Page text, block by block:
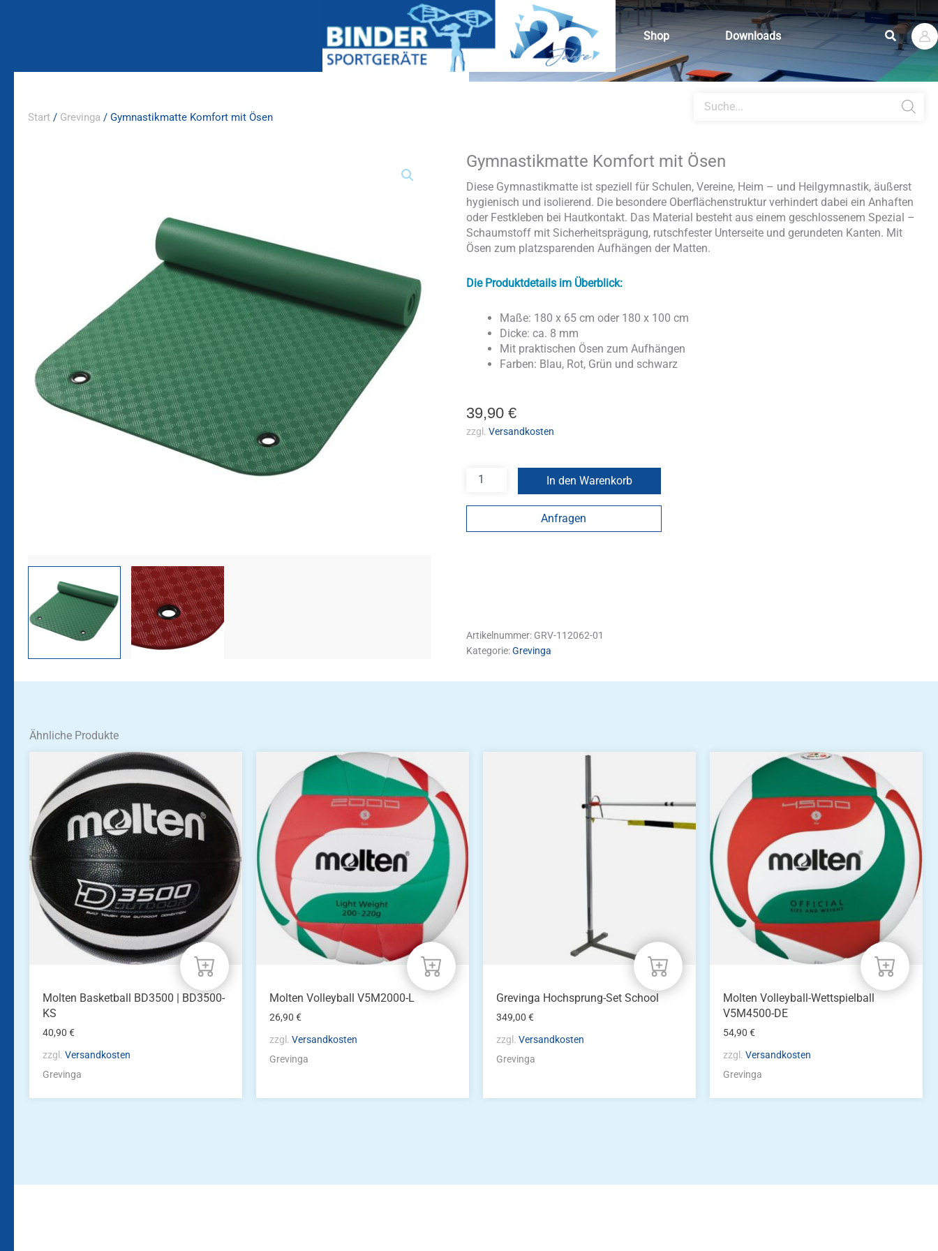
Shop Downloads Suchen
search
Start / Grevinga / Gymnastikmatte Komfort mit Ösen
Gymnastikmatte Komfort mit Ösen
Diese Gymnastikmatte ist speziell für Schulen, Vereine, Heim – und Heilgymnastik, äußerst
hygienisch und isolierend. Die besondere Oberflächenstruktur verhindert dabei ein Anhaften
oder Festkleben bei Hautkontakt. Das Material besteht aus einem geschlossenem Spezial –
Schaumstoff mit Sicherheitsprägung, rutschfester Unterseite und gerundeten Kanten. Mit
Ösen zum platzsparenden Aufhängen der Matten.
Die Produktdetails im Überblick:
Maße: 180 x 65 cm oder 180 x 100 cm
Dicke: ca. 8 mm
Mit praktischen Ösen zum Aufhängen
Farben: Blau, Rot, Grün und schwarz
39,90 €
zzgl. Versandkosten
Gymnastikmatte
Komfort
mit
Ösen
Menge
In den Warenkorb
Anfragen
Artikelnummer: GRV-112062-01
Kategorie:Grevinga
Ähnliche Produkte
Molten Basketball BD3500 | BD3500-
KS
40,90€
zzgl.Versandkosten
Grevinga
Molten Volleyball V5M2000-L
26,90€
zzgl.Versandkosten
Grevinga
Grevinga Hochsprung-Set School
349,00€
zzgl.Versandkosten
Grevinga
Molten Volleyball-Wettspielball
V5M4500-DE
54,90€
zzgl.Versandkosten
Grevinga